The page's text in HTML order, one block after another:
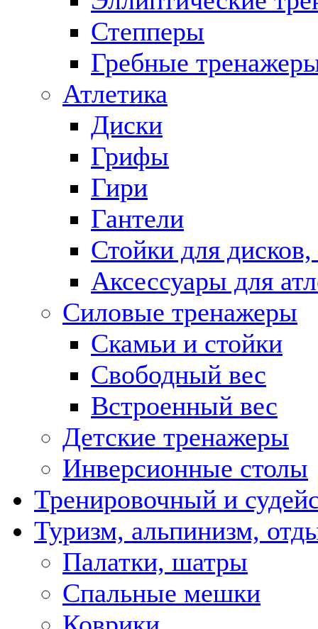
Степперы
Гребные
Атлетика
Диски
Грифы
Гири
Гантели
Стойки для
Аксессуары для
Силовые тренажеры
Скамьи и стойки
Свободный вес
Встроенный вес
Детские тренажеры
Инверсионные столы
Тренировочный и
Туризм, альпинизм,
Палатки, шатры
Спальные мешки